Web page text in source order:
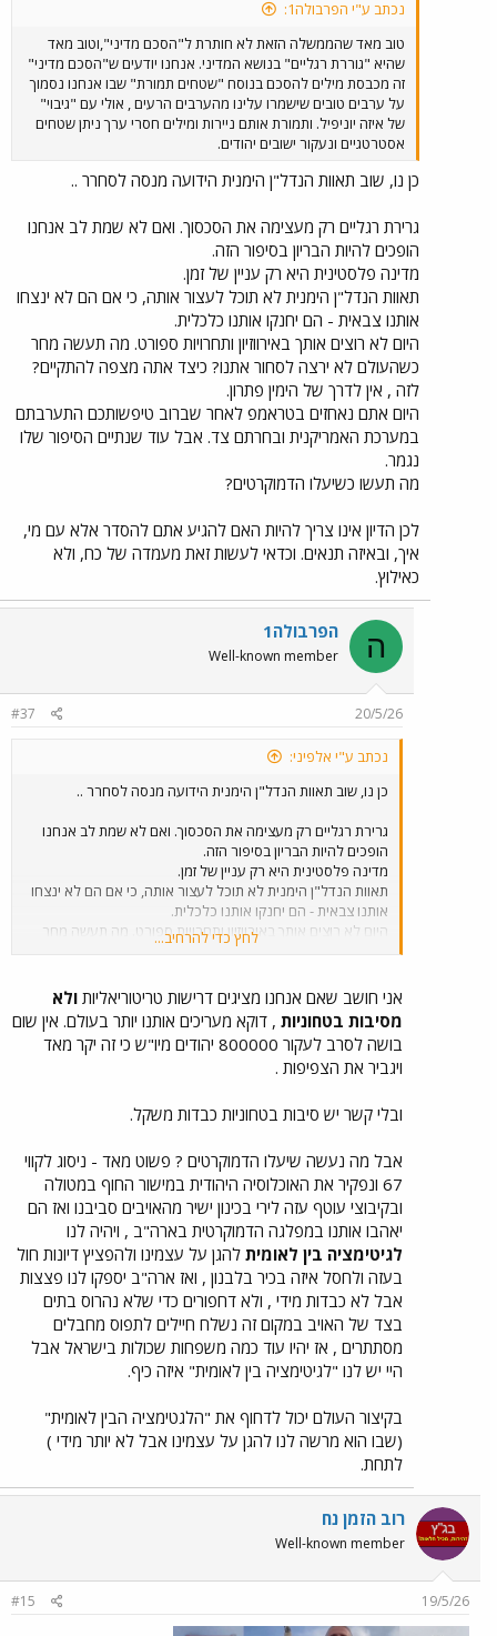
נכתב ע"י הפרבולה1:
טוב מאד שהממשלה הזאת לא חותרת ל"הסכם מדיני",וטוב מאד
שהיא "גוררת רגליים" בנושא המדיני. אנחנו יודעים ש"הסכם מדיני"
זה מכבסת מילים להסכם בנוסח "שטחים תמורת" שבו אנחנו נסמוך
על ערבים טובים שישמרו עלינו מהערבים הרעים , אולי עם "גיבוי"
של איזה יוניפיל. ותמורת אותם ניירות ומילים חסרי ערך ניתן שטחים
אסטרטגיים ונעקור ישובים יהודים.
כן נו, שוב תאוות הנדל"ן הימנית הידועה מנסה לסחרר ..
גרירת רגליים רק מעצימה את הסכסוך. ואם לא שמת לב אנחנו
הופכים להיות הבריון בסיפור הזה.
מדינה פלסטינית היא רק עניין של זמן.
תאוות הנדל"ן הימנית לא תוכל לעצור אותה, כי אם הם לא ינצחו
אותנו צבאית - הם יחנקו אותנו כלכלית.
היום לא רוצים אותך באירווזיון ותחרויות ספורט. מה תעשה מחר
כשהעולם לא ירצה לסחור אתנו? כיצד אתה מצפה להתקיים?
לזה , אין לדרך של הימין פתרון.
היום אתם נאחזים בטראמפ לאחר שברוב טיפשותכם התערבתם
במערכת האמריקנית ובחרתם צד. אבל עוד שנתיים הסיפור שלו
נגמר.
מה תעשו כשיעלו הדמוקרטים?
לכן הדיון אינו צריך להיות האם להגיע אתם להסדר אלא עם מי,
איך, ובאיזה תנאים. וכדאי לעשות זאת מעמדה של כח, ולא
כאילוץ.
ה הפרבולה1
Well-known member
20/5/26
#37
נכתב ע"י אלפיני:
כן נו, שוב תאוות הנדל"ן הימנית הידועה מנסה לסחרר ..
גרירת רגליים רק מעצימה את הסכסוך. ואם לא שמת לב אנחנו
הופכים להיות הבריון בסיפור הזה.
מדינה פלסטינית היא רק עניין של זמן.
תאוות הנדל"ן הימנית לא תוכל לעצור אותה, כי אם הם לא ינצחו
אותנו צבאית - הם יחנקו אותנו כלכלית.
היום לא רוצים אותך באירווזיון ותחרויות ספורט. מה תעשה מחר
כשהעולם לא ירצה לסחור אתנו? כיצד אתה מצפה להתקיים?
היום אתם נאחזים בטראמפ לאחר שברוב טיפשותכם התערבתם
במערכת האמריקנית ובחרתם צד. אבל עוד שנתיים הסיפור שלו
נגמר.
מה תעשו כשיעלו הדמוקרטים?
איך, ובאיזה תנאים. וכדאי לעשות זאת מעמדה של כח, ולא כאילוץ.
לחץ כדי להרחיב...
אני חושב שאם אנחנו מציגים דרישות טריטוריאליות ולא
מסיבות בטחוניות , דוקא מעריכים אותנו יותר בעולם. אין שום
בושה לסרב לעקור 800000 יהודים מיו"ש כי זה יקר מאד
ויגביר את הצפיפות .
ובלי קשר יש סיבות בטחוניות כבדות משקל.
אבל מה נעשה שיעלו הדמוקרטים ? פשוט מאד - ניסוג לקווי
67 ונפקיר את האוכלוסיה היהודית במישור החוף במטולה
ובקיבוצי עוטף עזה לירי בכינון ישיר מהאויבים סביבנו ואז הם
יאהבו אותנו במפלגה הדמוקרטית בארה"ב , ויהיה לנו
לגיטימציה בין לאומית להגן על עצמינו ולהפציץ דיונות חול
בעזה ולחסל איזה בכיר בלבנון , ואז ארה"ב יספקו לנו פצצות
אבל לא כבדות מידי , ולא דחפורים כדי שלא נהרוס בתים
בצד של האויב במקום זה נשלח חיילים לתפוס מחבלים
מסתתרים , אז יהיו עוד כמה משפחות שכולות בישראל אבל
היי יש לנו "לגיטימציה בין לאומית" איזה כיף.
בקיצור העולם יכול לדחוף את "הלגטימציה הבין לאומית"
(שבו הוא מרשה לנו להגן על עצמינו אבל לא יותר מידי )
לתחת.
רוב הזמן נח
Well-known member
19/5/26
#15